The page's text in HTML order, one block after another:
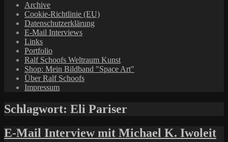
Archive
Cookie-Richtlinie (EU)
Datenschutzerklärung
E-Mail Interviews
Links
Portfolio
Ralf Schoofs Weltraum Kunst
Shop: Mein Bildband "Space Art"
Über Ralf Schoofs
Impressum
Schlagwort: Eli Pariser
E-Mail Interview mit Michael K. Iwoleit